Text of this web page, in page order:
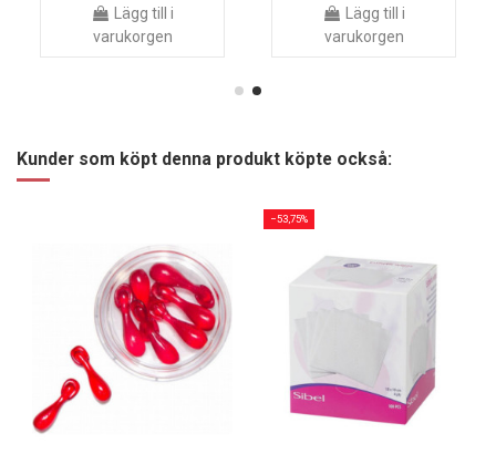
Lägg till i
varukorgen
Lägg till i
varukorgen
Kunder som köpt denna produkt köpte också:
−53,75%